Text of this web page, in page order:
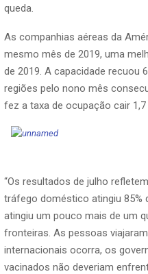
queda.
As companhias aéreas da
mesmo mês de 2019, uma
de 2019. A capacidade recuou
regiões pelo nono mês
fez a taxa de ocupação cair 1,7
“Os resultados de julho
tráfego doméstico atingiu 85%
atingiu um pouco mais de um
fronteiras. As pessoas
internacionais ocorra, os
vacinados não deveriam